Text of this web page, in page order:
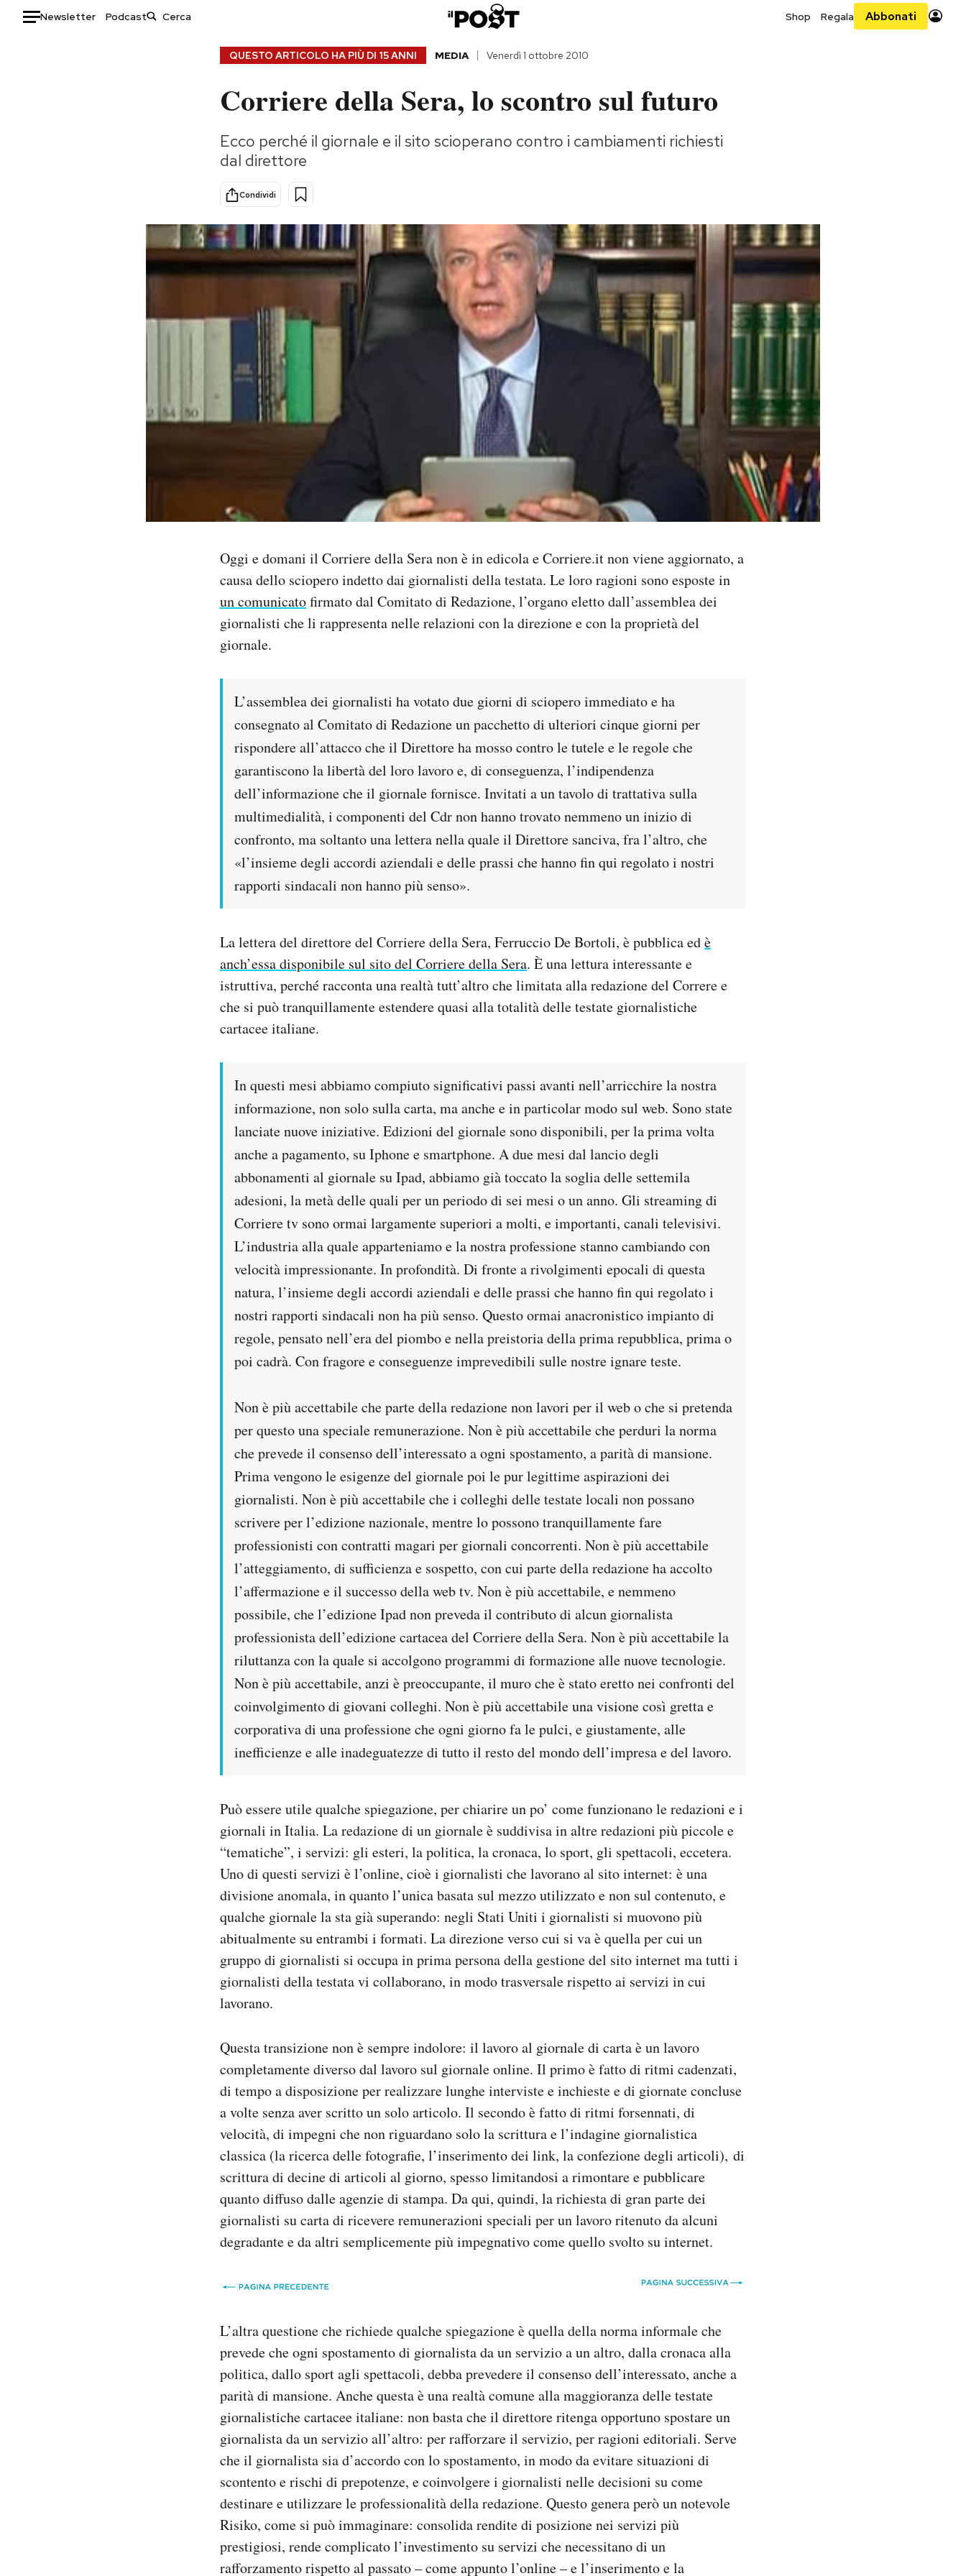
Newsletter Podcast Shop Regala Abbonati
Consumismi
Storie/Idee
Ok Boomer!
Media
Europa
QUESTO ARTICOLO HA PIÙ DI 15 ANNI MEDIA Venerdì 1 ottobre 2010
Corriere della Sera, lo scontro sul futuro
Ecco perché il giornale e il sito scioperano contro i cambiamenti richiesti
dal direttore
Condividi
Oggi e domani il Corriere della Sera non è in edicola e Corriere.it non viene aggiornato, a
causa dello sciopero indetto dai giornalisti della testata. Le loro ragioni sono esposte in
un comunicatofirmato dal Comitato di Redazione, l’organo eletto dall’assemblea dei
giornalisti che li rappresenta nelle relazioni con la direzione e con la proprietà del
giornale.
L’assemblea dei giornalisti ha votato due giorni di sciopero immediato e ha
consegnato al Comitato di Redazione un pacchetto di ulteriori cinque giorni per
rispondere all’attacco che il Direttore ha mosso contro le tutele e le regole che
garantiscono la libertà del loro lavoro e, di conseguenza, l’indipendenza
dell’informazione che il giornale fornisce. Invitati a un tavolo di trattativa sulla
multimedialità, i componenti del Cdr non hanno trovato nemmeno un inizio di
confronto, ma soltanto una lettera nella quale il Direttore sanciva, fra l’altro, che
«l’insieme degli accordi aziendali e delle prassi che hanno fin qui regolato i nostri
rapporti sindacali non hanno più senso».
La lettera del direttore del Corriere della Sera, Ferruccio De Bortoli, è pubblica edè
anch’essa disponibile sul sito del Corriere della Sera. È una lettura interessante e
istruttiva, perché racconta una realtà tutt’altro che limitata alla redazione del Correre e
che si può tranquillamente estendere quasi alla totalità delle testate giornalistiche
cartacee italiane.
In questi mesi abbiamo compiuto significativi passi avanti nell’arricchire la nostra
informazione, non solo sulla carta, ma anche e in particolar modo sul web. Sono state
lanciate nuove iniziative. Edizioni del giornale sono disponibili, per la prima volta
anche a pagamento, su Iphone e smartphone. A due mesi dal lancio degli
abbonamenti al giornale su Ipad, abbiamo già toccato la soglia delle settemila
adesioni, la metà delle quali per un periodo di sei mesi o un anno. Gli streaming di
Corriere tv sono ormai largamente superiori a molti, e importanti, canali televisivi.
L’industria alla quale apparteniamo e la nostra professione stanno cambiando con
velocità impressionante. In profondità. Di fronte a rivolgimenti epocali di questa
natura, l’insieme degli accordi aziendali e delle prassi che hanno fin qui regolato i
nostri rapporti sindacali non ha più senso. Questo ormai anacronistico impianto di
regole, pensato nell’era del piombo e nella preistoria della prima repubblica, prima o
poi cadrà. Con fragore e conseguenze imprevedibili sulle nostre ignare teste.
Non è più accettabile che parte della redazione non lavori per il web o che si pretenda
per questo una speciale remunerazione. Non è più accettabile che perduri la norma
che prevede il consenso dell’interessato a ogni spostamento, a parità di mansione.
Prima vengono le esigenze del giornale poi le pur legittime aspirazioni dei
giornalisti. Non è più accettabile che i colleghi delle testate locali non possano
scrivere per l’edizione nazionale, mentre lo possono tranquillamente fare
professionisti con contratti magari per giornali concorrenti. Non è più accettabile
l’atteggiamento, di sufficienza e sospetto, con cui parte della redazione ha accolto
l’affermazione e il successo della web tv. Non è più accettabile, e nemmeno
possibile, che l’edizione Ipad non preveda il contributo di alcun giornalista
professionista dell’edizione cartacea del Corriere della Sera. Non è più accettabile la
riluttanza con la quale si accolgono programmi di formazione alle nuove tecnologie.
Non è più accettabile, anzi è preoccupante, il muro che è stato eretto nei confronti del
coinvolgimento di giovani colleghi. Non è più accettabile una visione così gretta e
corporativa di una professione che ogni giorno fa le pulci, e giustamente, alle
inefficienze e alle inadeguatezze di tutto il resto del mondo dell’impresa e del lavoro.
Può essere utile qualche spiegazione, per chiarire un po’ come funzionano le redazioni e i
giornali in Italia. La redazione di un giornale è suddivisa in altre redazioni più piccole e
“tematiche”, i servizi: gli esteri, la politica, la cronaca, lo sport, gli spettacoli, eccetera.
Uno di questi servizi è l’online, cioè i giornalisti che lavorano al sito internet: è una
divisione anomala, in quanto l’unica basata sul mezzo utilizzato e non sul contenuto, e
qualche giornale la sta già superando: negli Stati Uniti i giornalisti si muovono più
abitualmente su entrambi i formati. La direzione verso cui si va è quella per cui un
gruppo di giornalisti si occupa in prima persona della gestione del sito internet ma tutti i
giornalisti della testata vi collaborano, in modo trasversale rispetto ai servizi in cui
lavorano.
Questa transizione non è sempre indolore: il lavoro al giornale di carta è un lavoro
completamente diverso dal lavoro sul giornale online. Il primo è fatto di ritmi cadenzati,
di tempo a disposizione per realizzare lunghe interviste e inchieste e di giornate concluse
a volte senza aver scritto un solo articolo. Il secondo è fatto di ritmi forsennati, di
velocità, di impegni che non riguardano solo la scrittura e l’indagine giornalistica
classica (la ricerca delle fotografie, l’inserimento dei link, la confezione degli articoli), di
scrittura di decine di articoli al giorno, spesso limitandosi a rimontare e pubblicare
quanto diffuso dalle agenzie di stampa. Da qui, quindi, la richiesta di gran parte dei
giornalisti su carta di ricevere remunerazioni speciali per un lavoro ritenuto da alcuni
degradante e da altri semplicemente più impegnativo come quello svolto su internet.
L’altra questione che richiede qualche spiegazione è quella della norma informale che
prevede che ogni spostamento di giornalista da un servizio a un altro, dalla cronaca alla
politica, dallo sport agli spettacoli, debba prevedere il consenso dell’interessato, anche a
parità di mansione. Anche questa è una realtà comune alla maggioranza delle testate
giornalistiche cartacee italiane: non basta che il direttore ritenga opportuno spostare un
giornalista da un servizio all’altro: per rafforzare il servizio, per ragioni editoriali. Serve
che il giornalista sia d’accordo con lo spostamento, in modo da evitare situazioni di
scontento e rischi di prepotenze, e coinvolgere i giornalisti nelle decisioni su come
destinare e utilizzare le professionalità della redazione. Questo genera però un notevole
Risiko, come si può immaginare: consolida rendite di posizione nei servizi più
prestigiosi, rende complicato l’investimento su servizi che necessitano di un
rafforzamento rispetto al passato – come appunto l’online – e l’inserimento e la